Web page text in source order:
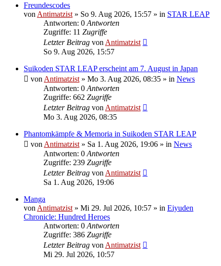
Freundescodes
von Antimatzist » So 9. Aug 2026, 15:57 » in STAR LEAP
Antworten: 0 Antworten
Zugriffe: 11 Zugriffe
Letzter Beitrag von Antimatzist
So 9. Aug 2026, 15:57
Suikoden STAR LEAP erscheint am 7. August in Japan
von Antimatzist » Mo 3. Aug 2026, 08:35 » in News
Antworten: 0 Antworten
Zugriffe: 662 Zugriffe
Letzter Beitrag von Antimatzist
Mo 3. Aug 2026, 08:35
Phantomkämpfe & Memoria in Suikoden STAR LEAP
von Antimatzist » Sa 1. Aug 2026, 19:06 » in News
Antworten: 0 Antworten
Zugriffe: 239 Zugriffe
Letzter Beitrag von Antimatzist
Sa 1. Aug 2026, 19:06
Manga
von Antimatzist » Mi 29. Jul 2026, 10:57 » in Eiyuden
Chronicle: Hundred Heroes
Antworten: 0 Antworten
Zugriffe: 386 Zugriffe
Letzter Beitrag von Antimatzist
Mi 29. Jul 2026, 10:57